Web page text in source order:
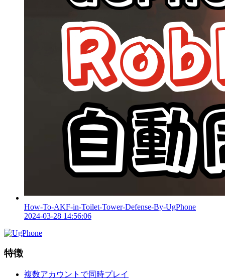
How-To-AKF-in-Toilet-Tower-Defense-By-UgPhone
2024-03-28 14:56:06
特徴
複数アカウントで同時プレイ